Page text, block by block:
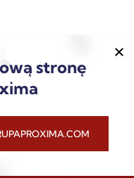
stronę